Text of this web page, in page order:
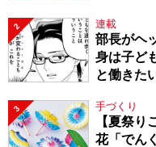
2 連載
部長がヘ
身は子ど
と働きた
3 手づくり
【夏祭り
花「でん